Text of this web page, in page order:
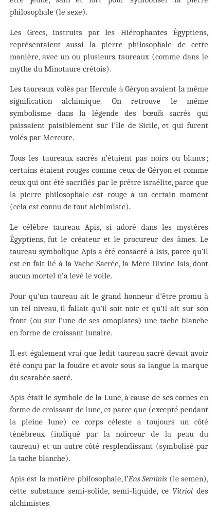
philosophale (le sexe).
Les Grecs, instruits par les Hiérophantes Égyptiens,
représentaient aussi la pierre philosophale de cette
manière, avec un ou plusieurs taureaux (comme dans le
mythe du Minotaure crétois).
Les taureaux volés par Hercule à Géryon avaient la même
signification alchimique. On retrouve le même
symbolisme dans la légende des bœufs sacrés qui
paissaient paisiblement sur l’île de Sicile, et qui furent
volés par Mercure.
Tous les taureaux sacrés n’étaient pas noirs ou blancs ;
certains étaient rouges comme ceux de Géryon et comme
ceux qui ont été sacrifiés par le prêtre israélite, parce que
la pierre philosophale est rouge à un certain moment
(cela est connu de tout alchimiste).
Le célèbre taureau Apis, si adoré dans les mystères
Égyptiens, fut le créateur et le procureur des âmes. Le
taureau symbolique Apis a été consacré à Isis, parce qu’il
est en fait lié à la Vache Sacrée, la Mère Divine Isis, dont
aucun mortel n’a levé le voile.
Pour qu’un taureau ait le grand honneur d’être promu à
un tel niveau, il fallait qu’il soit noir et qu’il ait sur son
front (ou sur l’une de ses omoplates) une tache blanche
en forme de croissant lunaire.
Il est également vrai que ledit taureau sacré devait avoir
été conçu par la foudre et avoir sous sa langue la marque
du scarabée sacré.
Apis était le symbole de la Lune, à cause de ses cornes en
forme de croissant de lune, et parce que (excepté pendant
la pleine lune) ce corps céleste a toujours un côté
ténébreux (indiqué par la noirceur de la peau du
taureau) et un autre côté resplendissant (symbolisé par
la tache blanche).
Apis est la matière philosophale, l’Ens Seminis (le semen),
cette substance semi-solide, semi-liquide, ce Vitriol des
alchimistes.